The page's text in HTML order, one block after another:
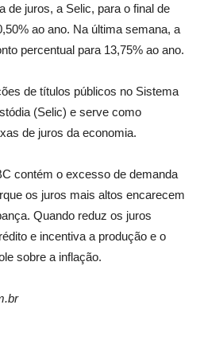
de juros, a Selic, para o final de
ao ano. Na última semana, a
percentual para 13,75% ao ano.
de títulos públicos no Sistema
(Selic) e serve como
de juros da economia.
contém o excesso de demanda
os juros mais altos encarecem
Quando reduz os juros
e incentiva a produção e o
sobre a inflação.